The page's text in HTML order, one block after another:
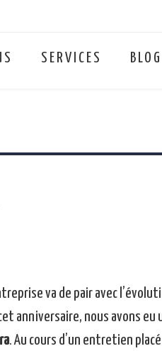
SERVICES BLOG
va de pair avec
anniversaire, nous avons eu
. Au cours d’un entretien